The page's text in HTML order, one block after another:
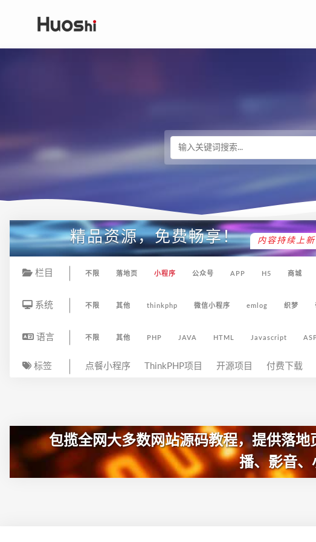
精品资源，免费畅享！ 内容持续上新
栏目 不限 落地页 小程序 公众号 APP H5 商城
系统 不限 其他 thinkphp 微信小程序 emlog 织梦
语言 不限 其他 PHP JAVA HTML Javascript
标签 点餐小程序 ThinkPHP项目 开源项目 付费下载
包揽全网大多数网站源码教程，提供落
播、影音、